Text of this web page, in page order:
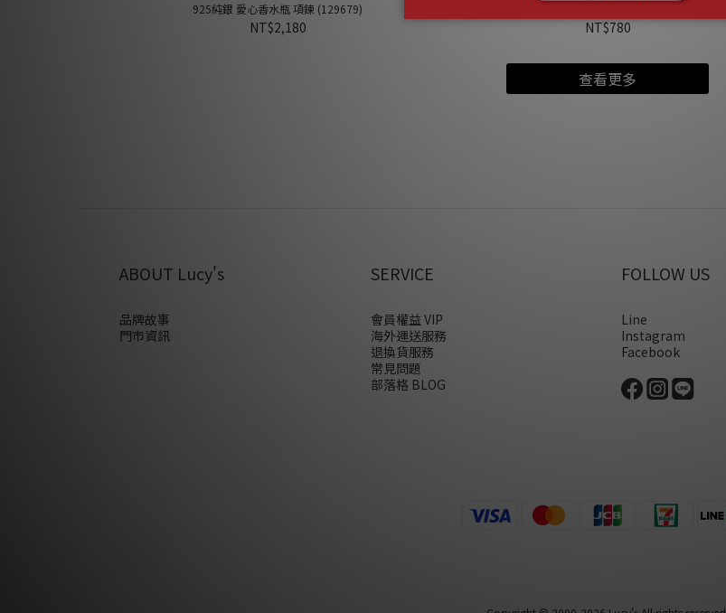
925純銀 愛心香水瓶 項鍊 (129679)
NT$2,180 NT$780
查看更多
ABOUT Lucy's
品牌故事
門市資訊
SERVICE
會員權益 VIP
海外運送服務
退換貨服務
常見問題
部落格 BLOG
FOLLOW US
Line
Instagram
Facebook